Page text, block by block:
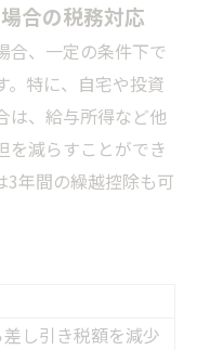
合の税務対応
合、一定の条件下で
。特に、自宅や投資
は、給与所得など他
を減らすことができ
3年間の繰越控除も可
し引き税額を減少